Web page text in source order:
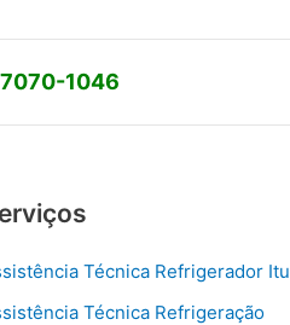
1046
Técnica Refrigerador Itu
Técnica Refrigeração